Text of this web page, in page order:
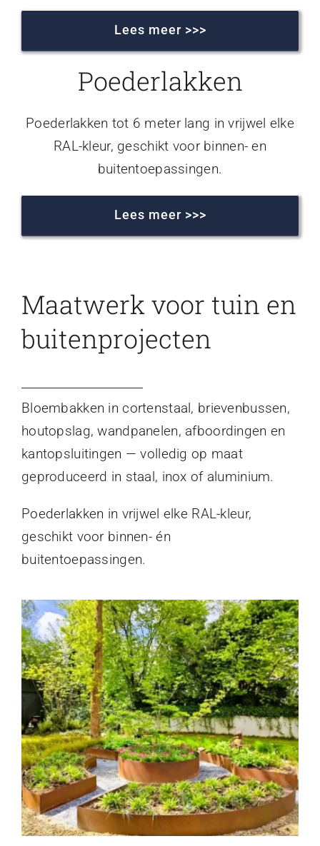
Lees meer >>>
Poederlakken
Poederlakken tot 6 meter lang in vrijwel elke
RAL-kleur, geschikt voor binnen- en
buitentoepassingen.
Lees meer >>>
Maatwerk voor tuin en
buitenprojecten
Bloembakken in cortenstaal, brievenbussen,
houtopslag, wandpanelen, afboordingen en
kantopsluitingen — volledig op maat
geproduceerd in staal, inox of aluminium.
Poederlakken in vrijwel elke RAL-kleur,
geschikt voor binnen- én
buitentoepassingen.